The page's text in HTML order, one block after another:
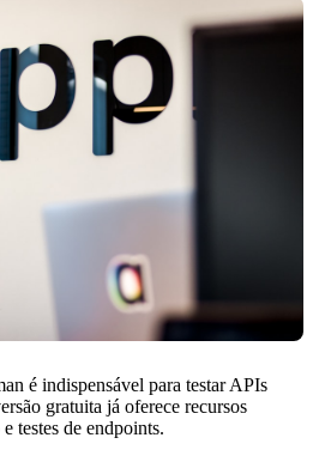
é indispensável para testar APIs
gratuita já oferece recursos
testes de endpoints.